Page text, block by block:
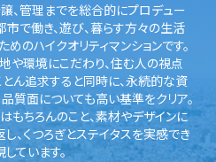
、管理までを総合的にプロデュー
市で働き、遊び、暮らす方々の生活
のハイクオリティマンションです。
環境にこだわり、住む人の視点
ん追求すると同時に、永続的な資
質面についても高い基準をクリア。
ちろんのこと、素材やデザインに
、くつろぎとステイタスを実感でき
ています。